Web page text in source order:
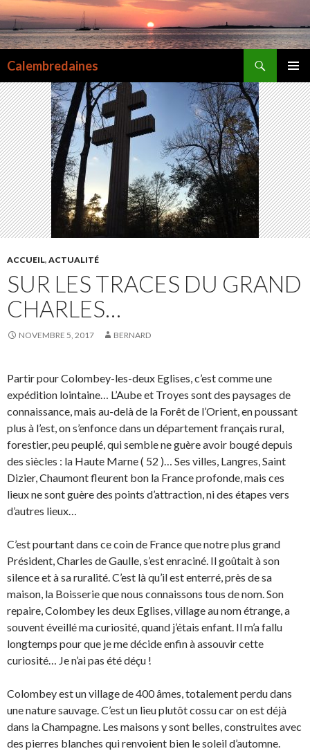
Calembredaines
MENU
AU
CONTENU
ACCUEIL, ACTUALITÉ
SUR LES TRACES DU GRAND
CHARLES…
NOVEMBRE 5, 2017 BERNARD
Partir pour Colombey-les-deux Eglises, c’est comme une
expédition lointaine… L’Aube et Troyes sont des paysages de
connaissance, mais au-delà de la Forêt de l’Orient, en poussant
plus à l’est, on s’enfonce dans un département français rural,
forestier, peu peuplé, qui semble ne guère avoir bougé depuis
des siècles : la Haute Marne ( 52 )… Ses villes, Langres, Saint
Dizier, Chaumont fleurent bon la France profonde, mais ces
lieux ne sont guère des points d’attraction, ni des étapes vers
d’autres lieux…
C’est pourtant dans ce coin de France que notre plus grand
Président, Charles de Gaulle, s’est enraciné. Il goûtait à son
silence et à sa ruralité. C’est là qu’il est enterré, près de sa
maison, la Boisserie que nous connaissons tous de nom. Son
repaire, Colombey les deux Eglises, village au nom étrange, a
souvent éveillé ma curiosité, quand j’étais enfant. Il m’a fallu
longtemps pour que je me décide enfin à assouvir cette
curiosité… Je n’ai pas été déçu !
Colombey est un village de 400 âmes, totalement perdu dans
une nature sauvage. C’est un lieu plutôt cossu car on est déjà
dans la Champagne. Les maisons y sont belles, construites avec
des pierres blanches qui renvoient bien le soleil d’automne.